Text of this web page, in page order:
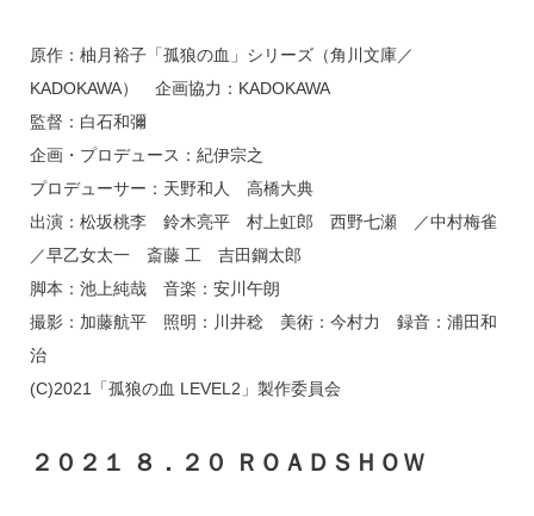
原作：柚月裕子「孤狼の血」シリーズ（角川文庫／
KADOKAWA） 企画協力：KADOKAWA
監督：白石和彌
企画・プロデュース：紀伊宗之
プロデューサー：天野和人 高橋大典
出演：松坂桃李 鈴木亮平 村上虹郎 西野七瀬 ／中村梅雀
／早乙女太一 斎藤 工 吉田鋼太郎
脚本：池上純哉 音楽：安川午朗
撮影：加藤航平 照明：川井稔 美術：今村力 録音：浦田和
治
(C)2021「孤狼の血 LEVEL2」製作委員会
２０２１ ８．２０ ＲＯＡＤＳＨＯＷ